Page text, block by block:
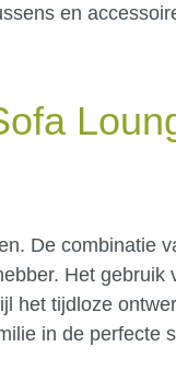
en
De combinatie
Het gebruik
het tijdloze
in de perfecte